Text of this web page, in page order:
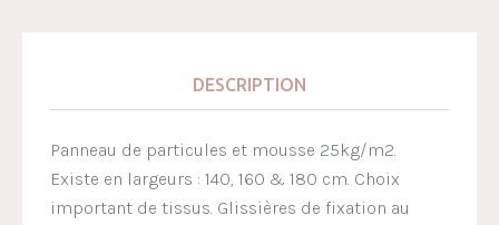
DESCRIPTION
Panneau de particules et mousse 25kg/m2.
Existe en largeurs : 140, 160 & 180 cm. Choix
important de tissus. Glissières de fixation au